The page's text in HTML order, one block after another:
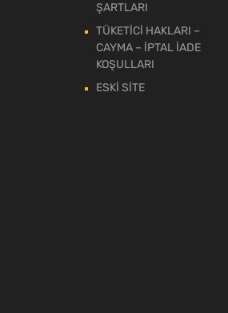
ŞARTLARI
TÜKETİCİ HAKLARI –
CAYMA – İPTAL İADE
KOŞULLARI
ESKİ SİTE